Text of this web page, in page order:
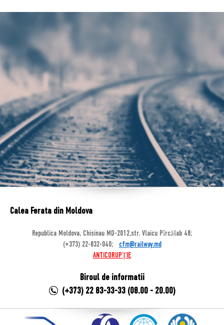
Calea Ferata din Moldova
Republica Moldova, Chisinau MD-2012,str. Vlaicu Pîrcălab 48;
(+373) 22-832-040;
cfm@railway.md
ANTICORUPȚIE
Biroul de informatii
(+373) 22 83-33-33 (08.00 - 20.00)